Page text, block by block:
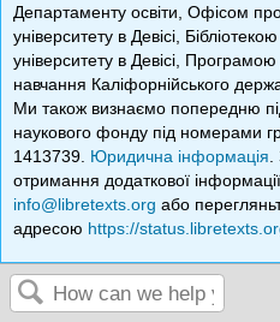
Департаменту освіти, Офісом
університету в Девісі,
університету в Девісі,
навчання Каліфорнійського
Ми також визнаємо попередню
наукового фонду під номерами
1413739. Юридична інформація
отримання додаткової
info@libretexts.org або
адресою https://